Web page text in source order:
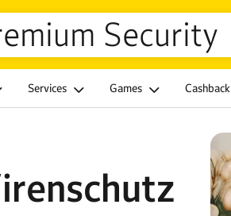
Security
Services Games Cashback